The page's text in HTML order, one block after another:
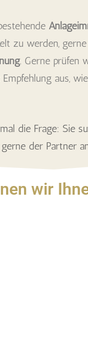
zu werden,
. Gerne prüfen
aus,
die Frage: Sie
der Partner
wir